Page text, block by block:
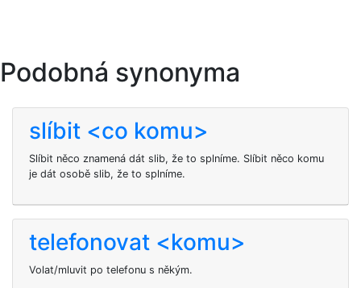
Podobná synonyma
slíbit <co komu>
Slíbit něco znamená dát slib, že to splníme. Slíbit něco komu
je dát osobě slib, že to splníme.
telefonovat <komu>
Volat/mluvit po telefonu s někým.